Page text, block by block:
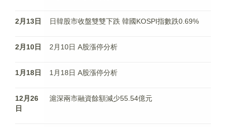
2月13日 日韓股市收盤雙雙下跌 韓國KOSPI指數跌0.69%
2月10日 2月10日 A股漲停分析
1月18日 1月18日 A股漲停分析
12月26
日
滬深兩市融資餘額減少55.54億元